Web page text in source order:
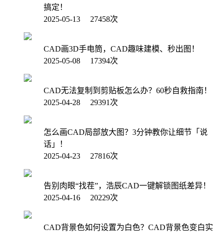
搞定！
2025-05-13 27458次
CAD画3D手电筒，CAD趣味建模、秒出图！
2025-05-08 17394次
CAD无法复制到剪贴板怎么办？60秒自救指南！
2025-04-28 29391次
怎么画CAD局部放大图？3分钟教你让细节「说
话」！
2025-04-23 27816次
告别肉眼“找茬”，浩辰CAD一键解锁图纸差异！
2025-04-16 20229次
CAD背景色如何设置为白色？CAD背景色变白实